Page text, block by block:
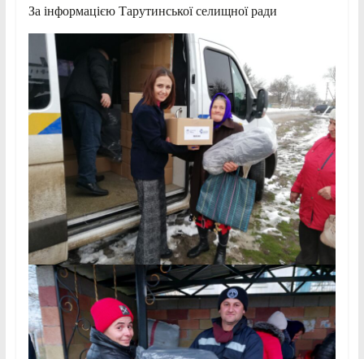
За інформацією Тарутинської селищної ради